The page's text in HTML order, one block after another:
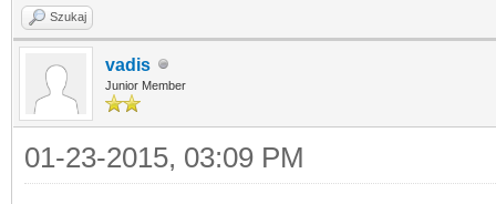
Szukaj
vadis
Junior Member
01-23-2015, 03:09 PM